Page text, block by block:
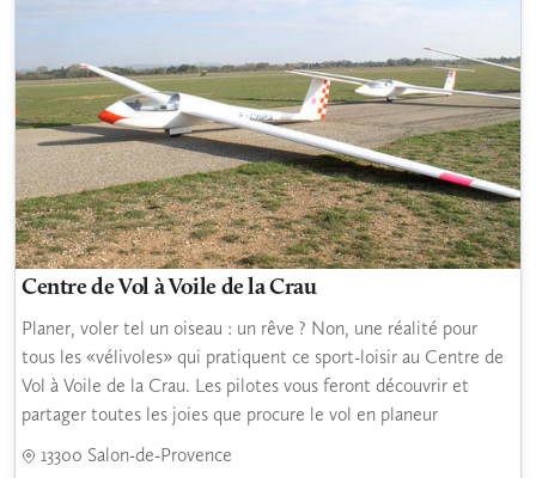
Centre de Vol à Voile de la Crau
Planer, voler tel un oiseau : un rêve ? Non, une réalité pour
tous les «vélivoles» qui pratiquent ce sport-loisir au Centre de
Vol à Voile de la Crau. Les pilotes vous feront découvrir et
partager toutes les joies que procure le vol en planeur
13300 Salon-de-Provence